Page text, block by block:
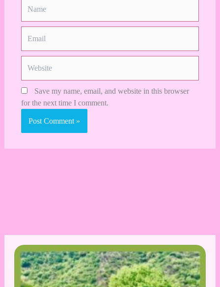
Save my name, email, and website in this browser
for the next time I comment.